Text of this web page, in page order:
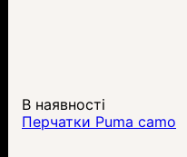
В наявності
Перчатки Puma camo